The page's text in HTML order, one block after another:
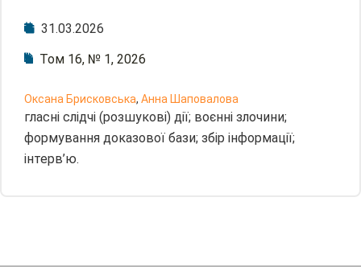
31.03.2026
Том 16, № 1, 2026
Оксана Брисковська, Анна Шаповалова
гласні слідчі (розшукові) дії; воєнні злочини;
формування доказової бази; збір інформації;
інтерв’ю.